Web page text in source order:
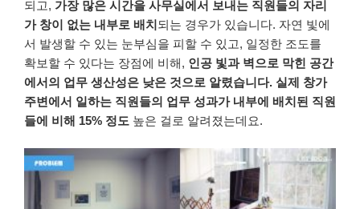
되고, 가장 많은 시간을 사무실에서 보내는 직원들의 자리
가 창이 없는 내부로 배치되는 경우가 있습니다. 자연 빛에
서 발생할 수 있는 눈부심을 피할 수 있고, 일정한 조도를
확보할 수 있다는 장점에 비해, 인공 빛과 벽으로 막힌 공간
에서의 업무 생산성은 낮은 것으로 알렸습니다. 실제 창가
주변에서 일하는 직원들의 업무 성과가 내부에 배치된 직원
들에 비해 15% 정도 높은 걸로 알려졌는데요.